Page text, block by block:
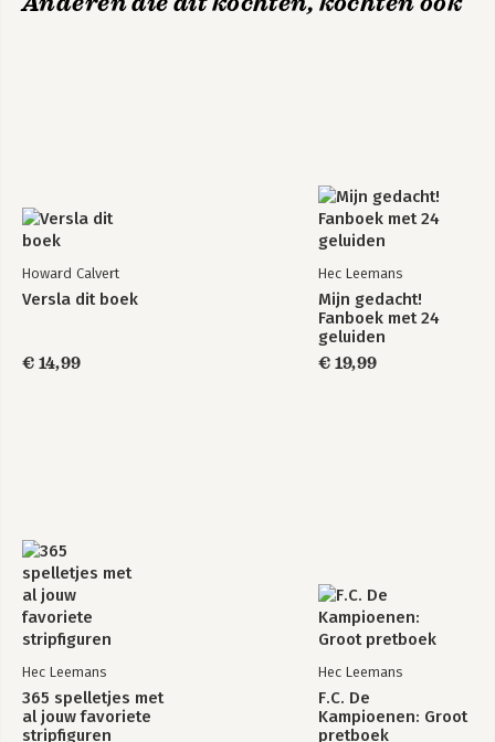
Howard Calvert
Versla dit boek
€ 14,99
Hec Leemans
Mijn gedacht!
Fanboek met 24
geluiden
€ 19,99
Hec Leemans
365 spelletjes met
al jouw favoriete
stripfiguren
Hec Leemans
F.C. De
Kampioenen: Groot
pretboek